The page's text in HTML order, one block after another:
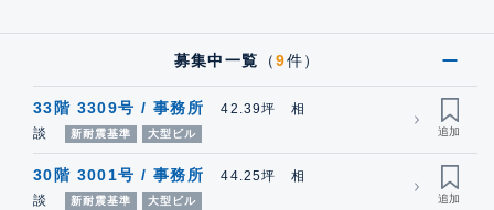
募集中一覧 （9件）
33階 3309号 / 事務所42.39坪 相
談
新耐震基準 大型ビル
30階 3001号 / 事務所44.25坪 相
談
新耐震基準 大型ビル